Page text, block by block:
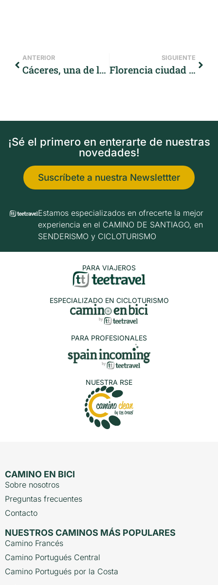
ANTERIOR
Cáceres, una de las ciudades más bellas de España
SIGUIENTE
Florencia ciudad de historias, leyendas y secretos
¡Sé el primero en enterarte de nuestras
novedades!
Suscríbete a nuestra Newslettter
Estamos especializados en ofrecerte la mejor
experiencia en el CAMINO DE SANTIAGO, en
SENDERISMO y CICLOTURISMO
PARA VIAJEROS
ESPECIALIZADO EN CICLOTURISMO
PARA PROFESIONALES
NUESTRA RSE
CAMINO EN BICI
Sobre nosotros
Preguntas frecuentes
Contacto
NUESTROS CAMINOS MÁS POPULARES
Camino Francés
Camino Portugués Central
Camino Portugués por la Costa